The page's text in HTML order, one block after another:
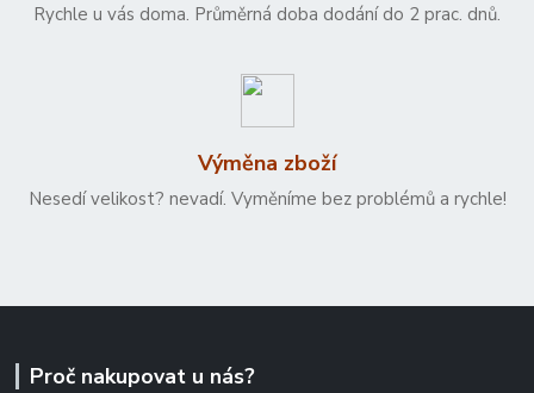
Rychle u vás doma. Průměrná doba dodání do 2 prac. dnů.
Výměna zboží
Nesedí velikost? nevadí. Vyměníme bez problémů a rychle!
Proč nakupovat u nás?